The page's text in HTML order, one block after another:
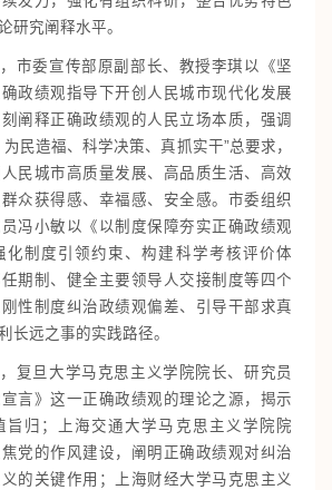
研究阐释水平。
市委宣传部原副部长、教授李琪以《坚
政绩观指导下开创人民城市现代化发展
阐释正确政绩观的人民立场本质，强调
民造福、科学决策、真抓实干”总要求，
民城市高质量发展、高品质生活、高效
众获得感、幸福感、安全感。市委组织
冯小敏以《以制度保障夯实正确政绩观
化制度引领约束、构建科学考核评价体
期制、健全主要领导人交接制度等四个
性制度纠治政绩观偏差、引导干部求真
长远之事的实践路径。
复旦大学马克思主义学院院长、研究员
言》这一正确政绩观的理论之源，揭示
旨归；上海交通大学马克思主义学院院
党的作风建设，阐明正确政绩观对纠治
的关键作用；上海财经大学马克思主义